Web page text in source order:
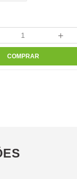
＋
COMPRAR